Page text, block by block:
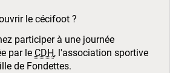
le cécifoot ?
participer à une journée
par le CDH, l'association sportive
de Fondettes.